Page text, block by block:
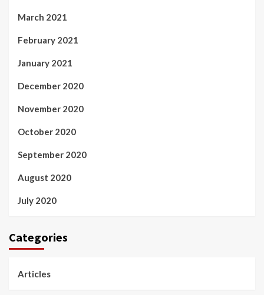
March 2021
February 2021
January 2021
December 2020
November 2020
October 2020
September 2020
August 2020
July 2020
Categories
Articles